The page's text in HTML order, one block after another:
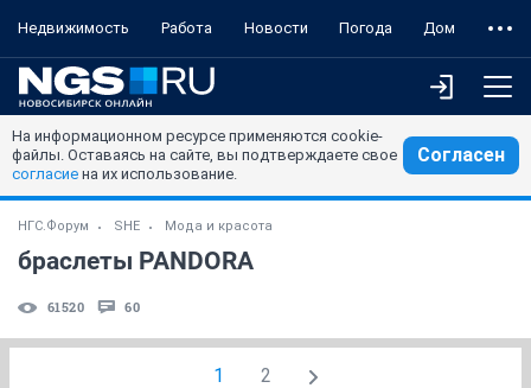
Недвижимость Работа Новости Погода Дом
На информационном ресурсе применяются cookie-
файлы. Оставаясь на сайте, вы подтверждаете свое
согласие на их использование.
Согласен
НГС.Форум SHE Мода и красота
браслеты PANDORA
61520 60
1 2